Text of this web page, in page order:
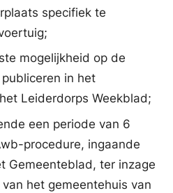
specifiek te
mogelijkheid op de
in het
Leiderdorps Weekblad;
een periode van 6
procedure, ingaande
Gemeenteblad, ter inzage
het gemeentehuis van